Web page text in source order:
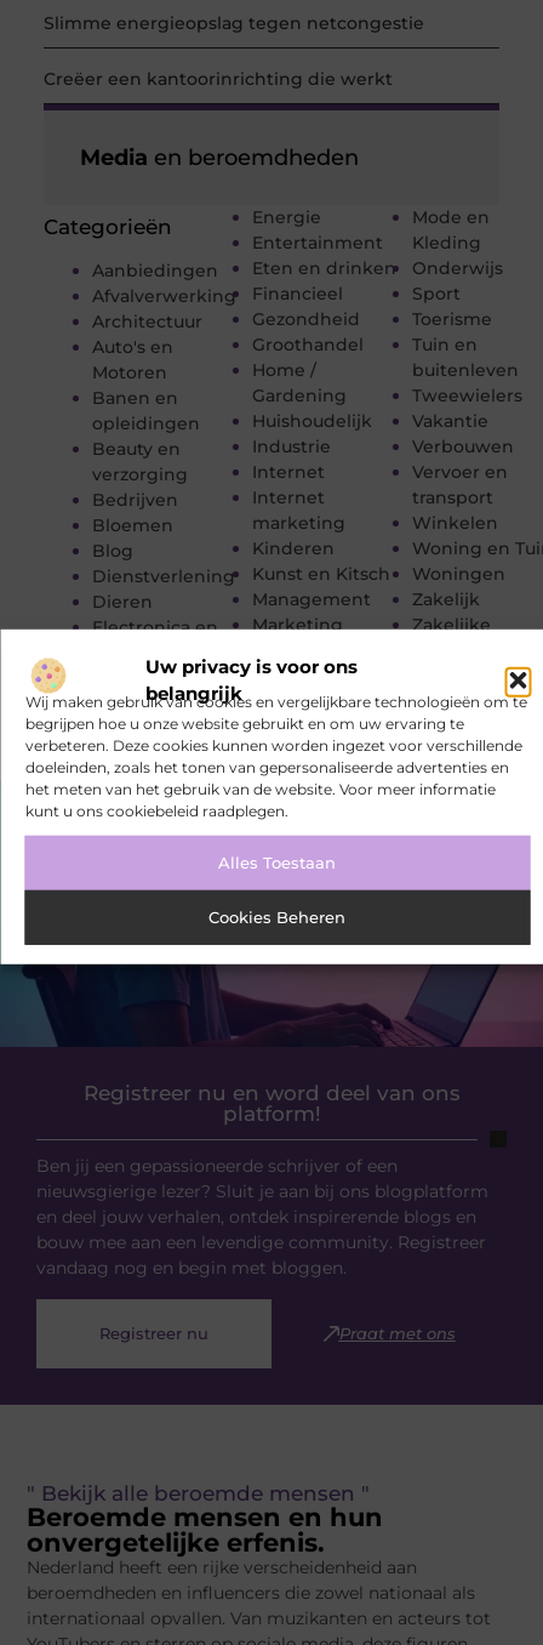
Uw privacy is voor ons
belangrijk
Wij maken gebruik van cookies en vergelijkbare technologieën om te
begrijpen hoe u onze website gebruikt en om uw ervaring te
verbeteren. Deze cookies kunnen worden ingezet voor verschillende
doeleinden, zoals het tonen van gepersonaliseerde advertenties en
het meten van het gebruik van de website. Voor meer informatie
kunt u ons cookiebeleid raadplegen.
Alles Toestaan
Cookies Beheren
Slimme energieopslag tegen netcongestie
Creëer een kantoorinrichting die werkt
Categorieën
Aanbiedingen
Afvalverwerking
Architectuur
Auto's en
Motoren
Banen en
opleidingen
Beauty en
verzorging
Bedrijven
Bloemen
Blog
Dienstverlening
Dieren
Electronica en
Energie
Entertainment
Eten en drinken
Financieel
Gezondheid
Groothandel
Home /
Gardening
Huishoudelijk
Industrie
Internet
Internet
marketing
Kinderen
Kunst en Kitsch
Management
Marketing
Mode en
Kleding
Onderwijs
Sport
Toerisme
Tuin en
buitenleven
Tweewielers
Vakantie
Verbouwen
Vervoer en
transport
Winkelen
Woning en
Woningen
Zakelijk
Zakelijke
Media en beroemdheden
Registreer nu en word deel van ons
platform!
Ben jij een gepassioneerde schrijver of een
nieuwsgierige lezer? Sluit je aan bij ons blogplatform
en deel jouw verhalen, ontdek inspirerende blogs en
bouw mee aan een levendige community. Registreer
vandaag nog en begin met bloggen.
Registreer nu Praat met ons
" Bekijk alle beroemde mensen "
Beroemde mensen en hun
onvergetelijke erfenis.
Nederland heeft een rijke verscheidenheid aan
beroemdheden en influencers die zowel nationaal als
internationaal opvallen. Van muzikanten en acteurs tot